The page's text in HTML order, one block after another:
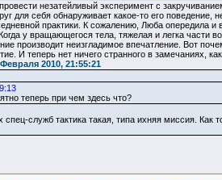
незатейливый эксперимент с
для себя обнаруживает какое-то его
практики. К сожалению, Люба опередила
у вращающегося тела, тяжелая и легка части
производит неизгладимое впечатление. Вот
И теперь нет ничего странного в замечаниях,
2010, 21:55:21
теперь при чем здесь что?
служб тактика такая, типа ихняя миссия. Как